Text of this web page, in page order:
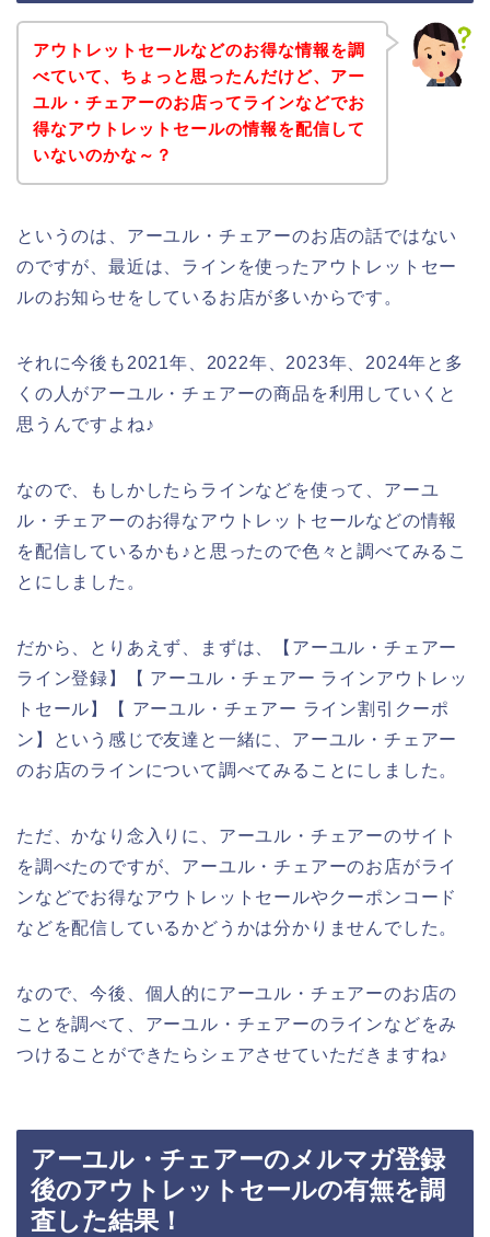
アウトレットセールなどのお得な情報を調
べていて、ちょっと思ったんだけど、アー
ユル・チェアーのお店ってラインなどでお
得なアウトレットセールの情報を配信して
いないのかな～？
というのは、アーユル・チェアーのお店の話ではない
のですが、最近は、ラインを使ったアウトレットセー
ルのお知らせをしているお店が多いからです。
それに今後も2021年、2022年、2023年、2024年と多
くの人がアーユル・チェアーの商品を利用していくと
思うんですよね♪
なので、もしかしたらラインなどを使って、アーユ
ル・チェアーのお得なアウトレットセールなどの情報
を配信しているかも♪と思ったので色々と調べてみるこ
とにしました。
だから、とりあえず、まずは、【アーユル・チェアー
ライン登録】【 アーユル・チェアー ラインアウトレッ
トセール】【 アーユル・チェアー ライン割引クーポ
ン】という感じで友達と一緒に、アーユル・チェアー
のお店のラインについて調べてみることにしました。
ただ、かなり念入りに、アーユル・チェアーのサイト
を調べたのですが、アーユル・チェアーのお店がライ
ンなどでお得なアウトレットセールやクーポンコード
などを配信しているかどうかは分かりませんでした。
なので、今後、個人的にアーユル・チェアーのお店の
ことを調べて、アーユル・チェアーのラインなどをみ
つけることができたらシェアさせていただきますね♪
アーユル・チェアーのメルマガ登録
後のアウトレットセールの有無を調
査した結果！